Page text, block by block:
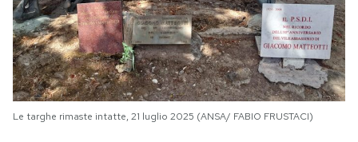
Le targhe rimaste intatte, 21 luglio 2025 (ANSA/ FABIO FRUSTACI)